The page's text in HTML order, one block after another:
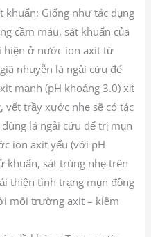
khuẩn: Giống như tác dụng
cầm máu, sát khuẩn của
hiện ở nước ion axit từ
nhuyễn lá ngải cứu để
mạnh (pH khoảng 3.0) xịt
trầy xước nhẹ sẽ có tác
lá ngải cứu để trị mụn
ion axit yếu (với pH
khuẩn, sát trùng nhẹ trên
thiện tình trạng mụn đồng
môi trường axit – kiềm